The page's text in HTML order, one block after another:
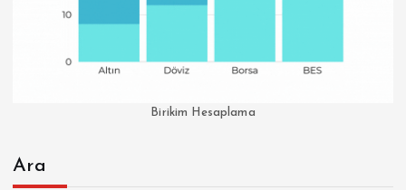
Birikim Hesaplama
Ara